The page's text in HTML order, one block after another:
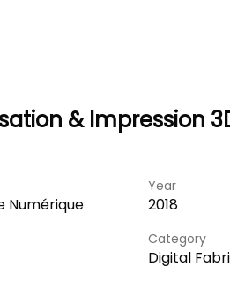
& Impression
Numérique
Year
2018
Category
Digital